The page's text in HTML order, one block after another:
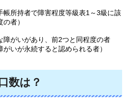
帳所持者で障害程度等級表1～3級に該
者）
障がいがあり、前2つと同程度の者
がいが永続すると認められる者）
数は？